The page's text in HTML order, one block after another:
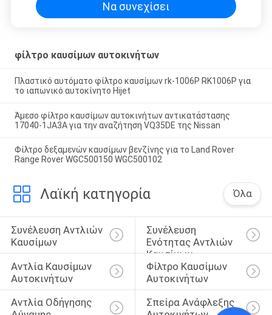
Να συνεχίσει
φίλτρο καυσίμων αυτοκινήτων
Πλαστικό αυτόματο φίλτρο καυσίμων rk-1006P RK1006P για
το ιαπωνικό αυτοκίνητο Hijet
Άμεσο φίλτρο καυσίμων αυτοκινήτων αντικατάστασης
17040-1JA3A για την αναζήτηση VQ35DE της Nissan
Φίλτρο δεξαμενών καυσίμων βενζίνης για το Land Rover
Range Rover WGC500150 WGC500102
Λαϊκή κατηγορία Όλα
Συνέλευση Αντλιών
Καυσίμων
Συνέλευση
Ενότητας Αντλιών
Καυσίμων
Αντλία Καυσίμων
Αυτοκινήτων
Φίλτρο Καυσίμων
Αυτοκινήτων
Αντλία Οδήγησης
Σπείρα Ανάφλεξης